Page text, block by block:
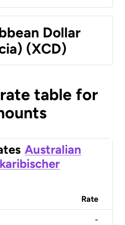
Dollar
(XCD)
table for
Australian
Rate
-